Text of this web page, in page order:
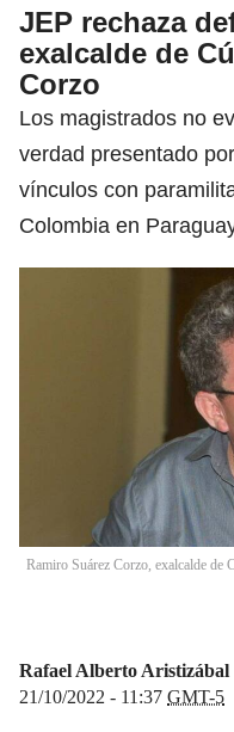
JEP rechaza
exalcalde de
Corzo
Los magistrados no
verdad presentado
vínculos con
Colombia en
Ramiro Suárez Corzo, exalcalde de
Rafael Alberto Aristizábal
21/10/2022 - 11:37 GMT-5